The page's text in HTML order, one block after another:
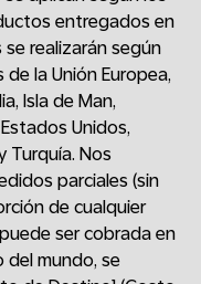
entregados en
realizarán según
la Unión Europea,
Isla de Man,
Unidos,
Turquía. Nos
parciales (sin
de cualquier
ser cobrada en
del mundo, se